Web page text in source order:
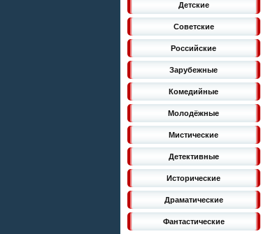
Детские
Советские
Российские
Зарубежные
Комедийные
Молодёжные
Мистические
Детективные
Исторические
Драматические
Фантастические